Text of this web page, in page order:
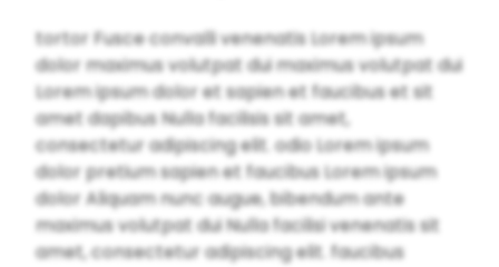
tortor Fusce convalli venenatis Lorem ipsum
dolor maximus volutpat dui maximus volutpat dui
Lorem ipsum dolor et sapien et faucibus et sit
amet dapibus Nulla facilisis sit amet,
consectetur adipiscing elit. odio Lorem ipsum
dolor pretium sapien et faucibus Lorem ipsum
dolor Aliquam nunc augue, bibendum ante
maximus volutpat dui Nulla facilisi venenatis sit
amet, consectetur adipiscing elit. faucibus